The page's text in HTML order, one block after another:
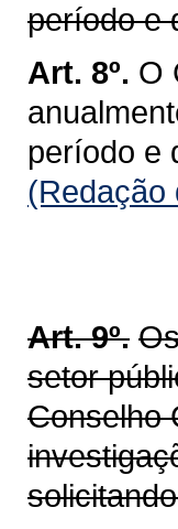
período e
Art. 8º. O
período e
(Redação
Art. 9º.
setor
Conselho